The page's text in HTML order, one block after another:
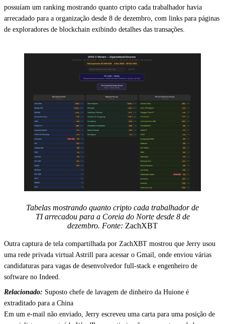
possuíam um ranking mostrando quanto cripto cada trabalhador havia
arrecadado para a organização desde 8 de dezembro, com links para páginas
de exploradores de blockchain exibindo detalhes das transações.
Tabelas mostrando quanto cripto cada trabalhador de
TI arrecadou para a Coreia do Norte desde 8 de
dezembro. Fonte: ZachXBT
Outra captura de tela compartilhada por ZachXBT mostrou que Jerry usou
uma rede privada virtual Astrill para acessar o Gmail, onde enviou várias
candidaturas para vagas de desenvolvedor full-stack e engenheiro de
software no Indeed.
Relacionado: Suposto chefe de lavagem de dinheiro da Huione é
extraditado para a China
Em um e-mail não enviado, Jerry escreveu uma carta para uma posição de